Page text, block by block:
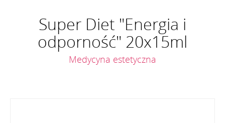
Super Diet "Energia i
odporność" 20x15ml
Medycyna estetyczna